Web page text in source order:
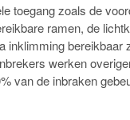
toegang zoals de
ramen, de
inklimming bereikbaar
werken
van de inbraken